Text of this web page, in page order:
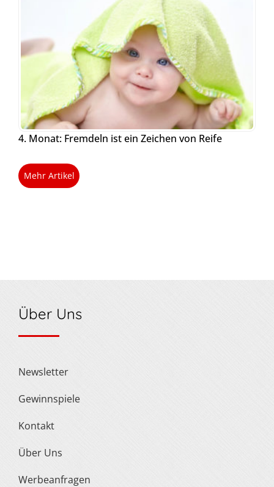
4. Monat: Fremdeln ist ein Zeichen von Reife
Mehr Artikel
Über Uns
Newsletter
Gewinnspiele
Kontakt
Über Uns
Werbeanfragen